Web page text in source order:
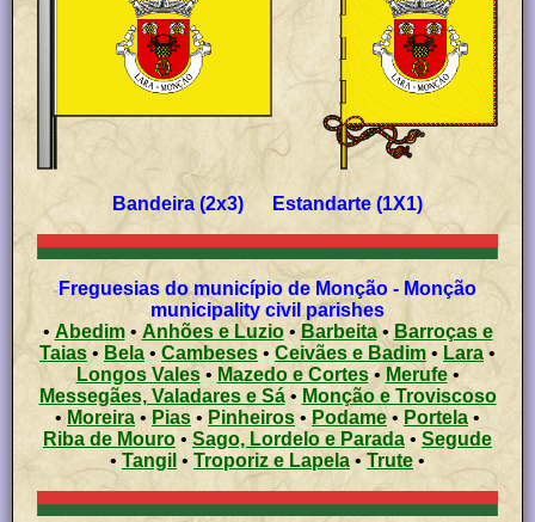
Bandeira (2x3) Estandarte (1X1)
Freguesias do município de Monção - Monção
municipality civil parishes
•Abedim• Anhões e Luzio• Barbeita• Barroças e
Taias • Bela • Cambeses • Ceivães e Badim • Lara •
Longos Vales• Mazedo e Cortes• Merufe•
Messegães, Valadares e Sá• Monção e Troviscoso
• Moreira • Pias • Pinheiros • Podame• Portela •
Riba de Mouro • Sago, Lordelo e Parada • Segude
•Tangil • Troporiz e Lapela •Trute •